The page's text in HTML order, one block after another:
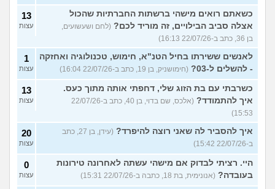
כשאתם רואים מישהי ברשתות החברתיות שהכול
אצלה סביב הבילויים, זה מוריד לכם? (לחם ושעשועים,
בן 36, כתב ב-22/07/26 16:13)
13
עצות
לאנשים ששירתו בחיל הטנ"א, חימוש, טכנולוגיה ואחזקה
- להשלים ל-03?
(חימושניק, בן 19, כתב ב-22/07/26 16:04)
1
עצות
כשרבתי עם בת הזוג שלי, דחפתי אותה מתוך כעס.
איך להתמודד?
(אלכס, שם בדוי, בן 40, כתב ב-22/07/26
15:53)
13
עצות
איך להסביר לה שאני רוצה להיפרד?
(עידן, בן 27, כתב
ב-22/07/26 15:42)
20
עצות
היי. רציתי לבדוק אם מישהי עשתה לאחרונה טירונות
בעובדה? (אנונימית, בת 18, כתבה ב-22/07/26 15:31)
0
עצות